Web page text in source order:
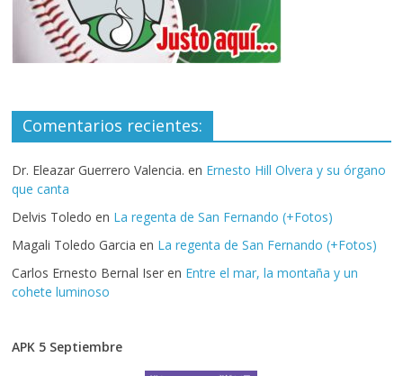
Comentarios recientes:
Dr. Eleazar Guerrero Valencia. en Ernesto Hill Olvera y su órgano
que canta
Delvis Toledo en La regenta de San Fernando (+Fotos)
Magali Toledo Garcia en La regenta de San Fernando (+Fotos)
Carlos Ernesto Bernal Iser en Entre el mar, la montaña y un
cohete luminoso
APK 5 Septiembre